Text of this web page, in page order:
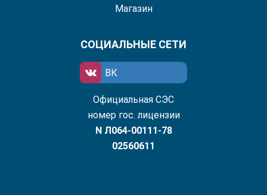
Магазин
СОЦИАЛЬНЫЕ СЕТИ
ВК
Официальная СЭС
номер гос. лицензии
N Л064-00111-78
02560611